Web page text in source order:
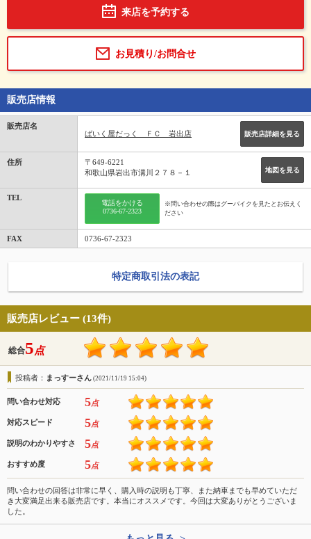
来店を予約する
お見積り/お問合せ
販売店情報
販売店名
ばいく屋だっく ＦＣ 岩出店
販売店詳細を見る
住所
地図を見る
〒649-6221
和歌山県岩出市溝川２７８－１
TEL
電話をかける
0736-67-2323
※問い合わせの際はグーバイクを見たとお伝えく
ださい
FAX 0736-67-2323
特定商取引法の表記
販売店レビュー (13件)
総合5点
投稿者： まっすーさん (2021/11/19 15:04)
問い合わせ対応 5点
対応スピード 5点
説明のわかりやすさ 5点
おすすめ度 5点
問い合わせの回答は非常に早く、購入時の説明も丁寧、また納車までも早めていただ
き大変満足出来る販売店です。本当にオススメです。今回は大変ありがとうございま
した。